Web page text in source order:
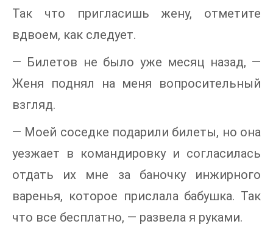
Так что пригласишь жену, отметите
вдвоем, как следует.
— Билетов не было уже месяц назад, —
Женя поднял на меня вопросительный
взгляд.
— Моей соседке подарили билеты, но она
уезжает в командировку и согласилась
отдать их мне за баночку инжирного
варенья, которое прислала бабушка. Так
что все бесплатно, — развела я руками.